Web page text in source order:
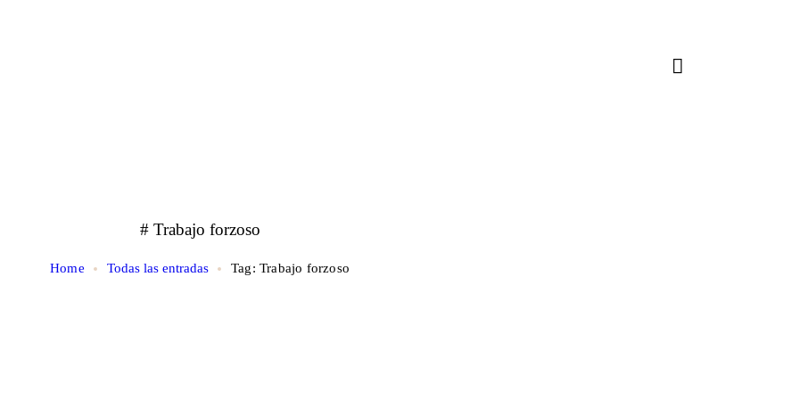
# Trabajo forzoso
Home Todas las entradas Tag: Trabajo forzoso